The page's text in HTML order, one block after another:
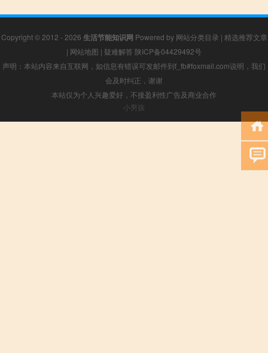
Copyright © 2012 - 2026 生活节能知识网 Powered by 网站分类目录 | 精选推荐文章
| 网站地图 | 疑难解答 陕ICP备04429492号
声明：本站内容来自互联网，如信息有错误可发邮件到f_fb#foxmail.com说明，我们
会及时纠正，谢谢
本站仅为个人兴趣爱好，不接盈利性广告及商业合作
小男孩